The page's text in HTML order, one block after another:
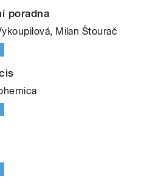
poradna
Milan Štourač